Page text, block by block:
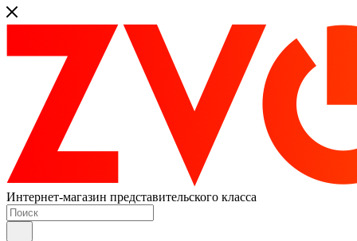
Интернет-магазин представительского класса